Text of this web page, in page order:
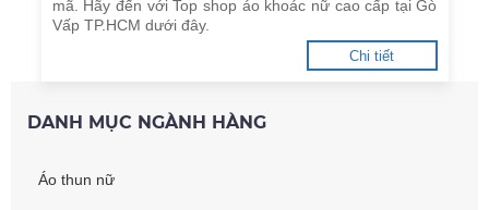
mã. Hãy đến với Top shop áo khoác nữ cao cấp tại Gò
Vấp TP.HCM dưới đây.
Chi tiết
DANH MỤC NGÀNH HÀNG
Áo thun nữ